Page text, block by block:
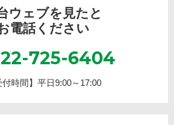
ウェブを見たと
電話ください
725-6404
付時間】平日9:00～17:00